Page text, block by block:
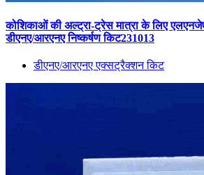
कोशिकाओं की अल्ट्रा-ट्रेस मात्रा के लिए
डीएनए/आरएनए निष्कर्षण किट231013
डीएनए/आरएनए एक्सट्रैक्शन किट